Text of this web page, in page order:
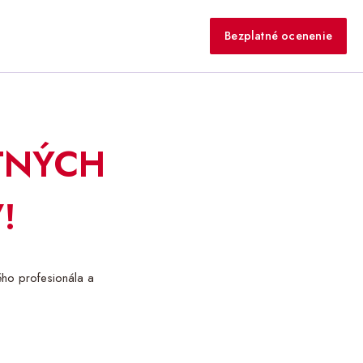
Bezplatné ocenenie
profesionála a